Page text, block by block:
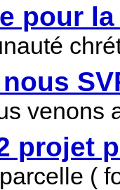
pour
venons
projet
(